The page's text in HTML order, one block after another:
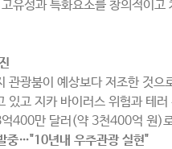
유성과 특화요소를 창의적이
광붐이 예상보다 저조한 것
고 지카 바이러스 위험과 테
400만 달러(약 3천400억 원)
중…"10년내 우주관광 실현"